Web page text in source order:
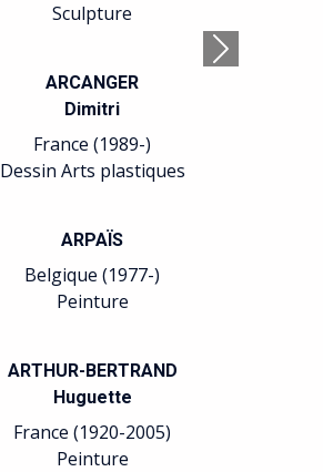
Sculpture
ARCANGER
Dimitri
France (1989-)
Dessin Arts plastiques
ARPAÏS
Belgique (1977-)
Peinture
ARTHUR-BERTRAND
Huguette
France (1920-2005)
Peinture
Suivant